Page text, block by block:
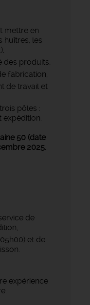
mettre en
huîtres, les
des produits,
fabrication,
de travail et
pôles :
expédition.
50 (date
2025.
de
et de
expérience